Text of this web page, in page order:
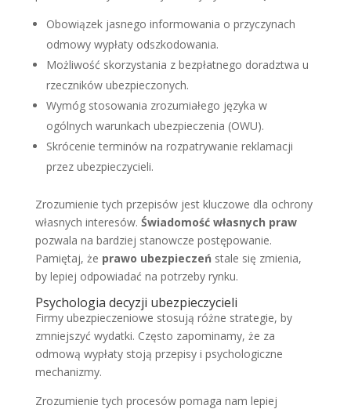
Obowiązek jasnego informowania o przyczynach
odmowy wypłaty odszkodowania.
Możliwość skorzystania z bezpłatnego doradztwa u
rzeczników ubezpieczonych.
Wymóg stosowania zrozumiałego języka w
ogólnych warunkach ubezpieczenia (OWU).
Skrócenie terminów na rozpatrywanie reklamacji
przez ubezpieczycieli.
Zrozumienie tych przepisów jest kluczowe dla ochrony
własnych interesów. Świadomość własnych praw
pozwala na bardziej stanowcze postępowanie.
Pamiętaj, że prawo ubezpieczeństale się zmienia,
by lepiej odpowiadać na potrzeby rynku.
Psychologia decyzji ubezpieczycieli
Firmy ubezpieczeniowe stosują różne strategie, by
zmniejszyć wydatki. Często zapominamy, że za
odmową wypłaty stoją przepisy i psychologiczne
mechanizmy.
Zrozumienie tych procesów pomaga nam lepiej